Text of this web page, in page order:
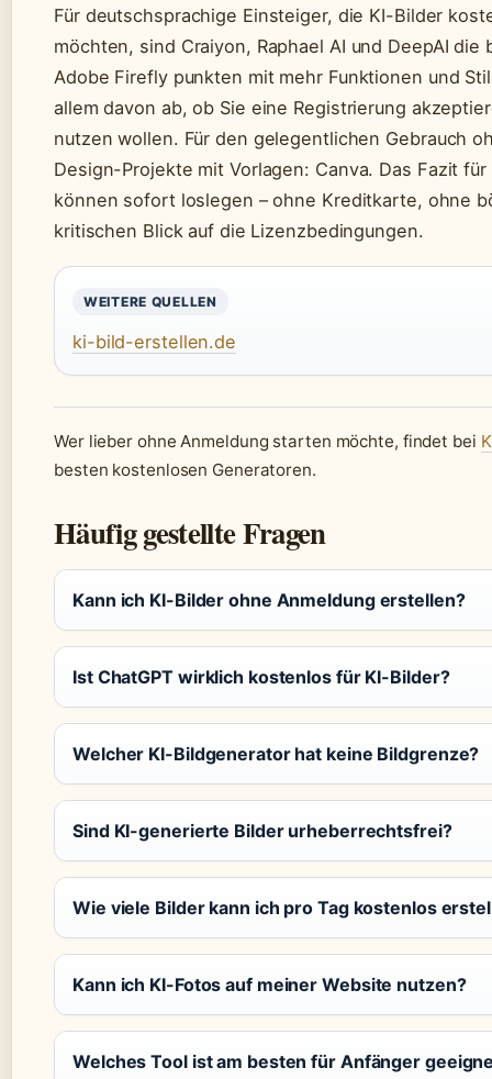
Für deutschsprachige Einsteiger, die KI-Bilder
möchten, sind Craiyon, Raphael AI und DeepAI
Adobe Firefly punkten mit mehr Funktionen und
allem davon ab, ob Sie eine Registrierung
nutzen wollen. Für den gelegentlichen Gebrauch
Design-Projekte mit Vorlagen: Canva. Das Fazit
können sofort loslegen – ohne Kreditkarte, ohne
kritischen Blick auf die Lizenzbedingungen.
WEITERE QUELLEN
ki-bild-erstellen.de
Wer lieber ohne Anmeldung starten möchte, findet bei
besten kostenlosen Generatoren.
Häufig gestellte Fragen
Kann ich KI-Bilder ohne Anmeldung erstellen?
Ist ChatGPT wirklich kostenlos für KI-Bilder?
Welcher KI-Bildgenerator hat keine Bildgrenze?
Sind KI-generierte Bilder urheberrechtsfrei?
Wie viele Bilder kann ich pro Tag kostenlos
Kann ich KI-Fotos auf meiner Website nutzen?
Welches Tool ist am besten für Anfänger